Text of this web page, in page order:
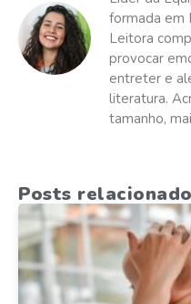
formada em
Leitora
provocar
entreter e
literatura.
tamanho,
Posts